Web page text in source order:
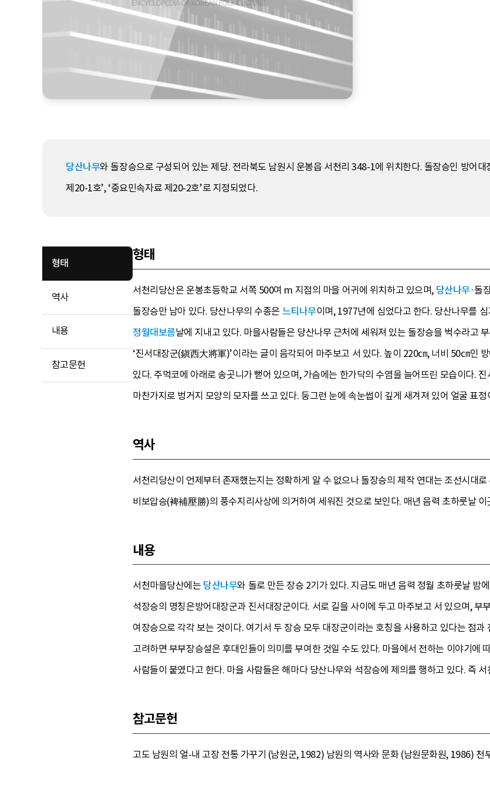
당산나무와 돌장승으로 구성되어 있는 제당. 전라북도 남원시 운봉읍 서천리 348-1에 위치한다. 돌장승인 방어
제20-1호’, ‘중요민속자료 제20-2호’로 지정되었다.
형태
역사
내용
참고문헌
형태
서천리당산은 운봉초등학교 서쪽 500여 m 지점의 마을 어귀에 위치하고 있으며, 당산나무·돌
돌장승만 남아 있다. 당산나무의 수종은 느티나무이며, 1977년에 심었다고 한다. 당산나무를
정월대보름날에 지내고 있다. 마을사람들은 당산나무 근처에 세워져 있는 돌장승을 벅수라고
‘진서대장군(鎭西大將軍)’이라는 글이 음각되어 마주보고 서 있다. 높이 220㎝, 너비 50㎝인
있다. 주먹코에 아래로 송곳니가 뻗어 있으며, 가슴에는 한가닥의 수염을 늘어뜨린 모습이다.
마찬가지로 벙거지 모양의 모자를 쓰고 있다. 둥그런 눈에 속눈썹이 깊게 새겨져 있어 얼굴 표
역사
서천리당산이 언제부터 존재했는지는 정확하게 알 수 없으나 돌장승의 제작 연대는 조선시대
비보압승(裨補壓勝)의 풍수지리사상에 의거하여 세워진 것으로 보인다. 매년 음력 초하룻날
내용
서천마을당산에는 당산나무와 돌로 만든 장승 2기가 있다. 지금도 매년 음력 정월 초하룻날 밤
석장승의 명칭은방어대장군과 진서대장군이다. 서로 길을 사이에 두고 마주보고 서 있으며,
여장승으로 각각 보는 것이다. 여기서 두 장승 모두 대장군이라는 호칭을 사용하고 있다는 점
고려하면 부부장승설은 후대인들이 의미를 부여한 것일 수도 있다. 마을에서 전하는 이야기에
사람들이 붙였다고 한다. 마을 사람들은 해마다 당산나무와 석장승에 제의를 행하고 있다. 즉
참고문헌
고도 남원의 얼-내 고장 전통 가꾸기 (남원군, 1982) 남원의 역사와 문화 (남원문화원, 1986)